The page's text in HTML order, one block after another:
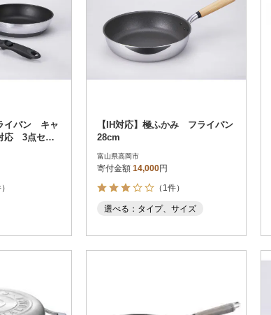
決済
決済)
発送種別 解除
通常
冷蔵便
冷凍便
結果を見る（
寄付金額が高い順
イパン キャ
応 3点セッ
【IH対応】極ふかみ フライパン
28cm
富山県高岡市
寄付金額 14,000円
（1件）
選べる：タイプ、サイズ